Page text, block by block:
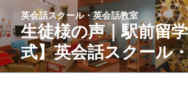
ン
テ
ン
ツ
英会話スクール・英会話教室
生徒様の声｜駅前留
式】英会話スクール